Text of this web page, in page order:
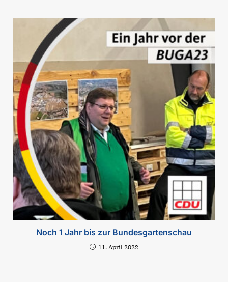
Noch 1 Jahr bis zur Bundesgartenschau
11. April 2022